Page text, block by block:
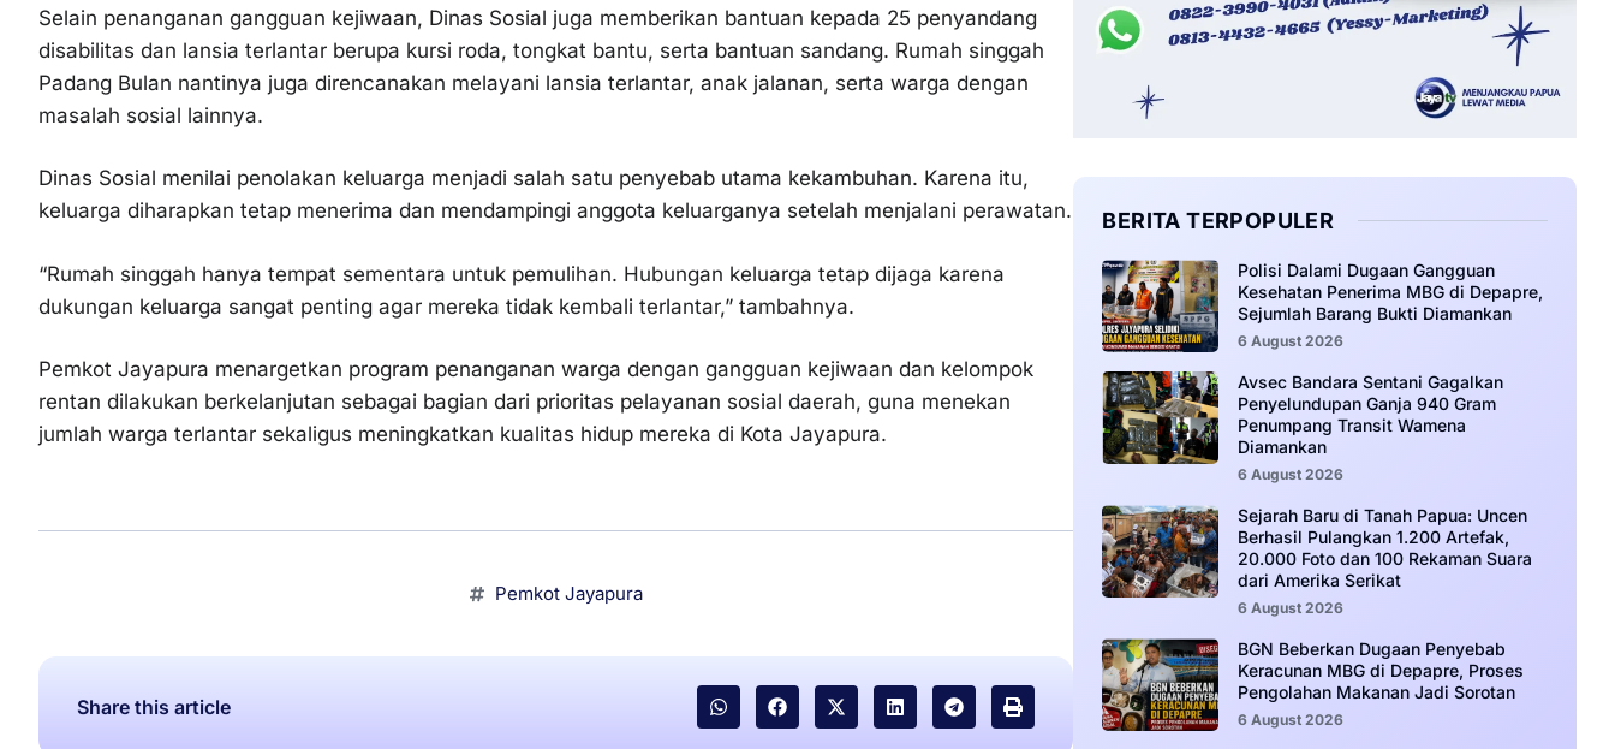
Selain penanganan gangguan kejiwaan, Dinas Sosial juga memberikan bantuan kepada 25 penyandang
disabilitas dan lansia terlantar berupa kursi roda, tongkat bantu, serta bantuan sandang. Rumah singgah
Padang Bulan nantinya juga direncanakan melayani lansia terlantar, anak jalanan, serta warga dengan
masalah sosial lainnya.
Dinas Sosial menilai penolakan keluarga menjadi salah satu penyebab utama kekambuhan. Karena itu,
keluarga diharapkan tetap menerima dan mendampingi anggota keluarganya setelah menjalani perawatan.
“Rumah singgah hanya tempat sementara untuk pemulihan. Hubungan keluarga tetap dijaga karena
dukungan keluarga sangat penting agar mereka tidak kembali terlantar,” tambahnya.
Pemkot Jayapura menargetkan program penanganan warga dengan gangguan kejiwaan dan kelompok
rentan dilakukan berkelanjutan sebagai bagian dari prioritas pelayanan sosial daerah, guna menekan
jumlah warga terlantar sekaligus meningkatkan kualitas hidup mereka di Kota Jayapura.
Pemkot Jayapura
Share this article
BERITA TERPOPULER
‎Polisi Dalami Dugaan Gangguan
Kesehatan Penerima MBG di Depapre,
Sejumlah Barang Bukti Diamankan
6 August 2026
Avsec Bandara Sentani Gagalkan
Penyelundupan Ganja 940 Gram
Penumpang Transit Wamena
Diamankan
6 August 2026
Sejarah Baru di Tanah Papua: Uncen
Berhasil Pulangkan 1.200 Artefak,
20.000 Foto dan 100 Rekaman Suara
dari Amerika Serikat
6 August 2026
BGN Beberkan Dugaan Penyebab
Keracunan MBG di Depapre, Proses
Pengolahan Makanan Jadi Sorotan
6 August 2026